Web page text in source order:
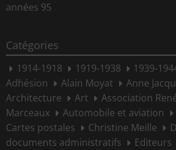
années 95
Catégories
1914-1918 1919-1938 1939-
Adhésion
Alain Moyat
Anne
Architecture
Art
Association
Marceaux
Automobile et aviation
Cartes postales
Christine Meille
documents administratifs
Editeurs